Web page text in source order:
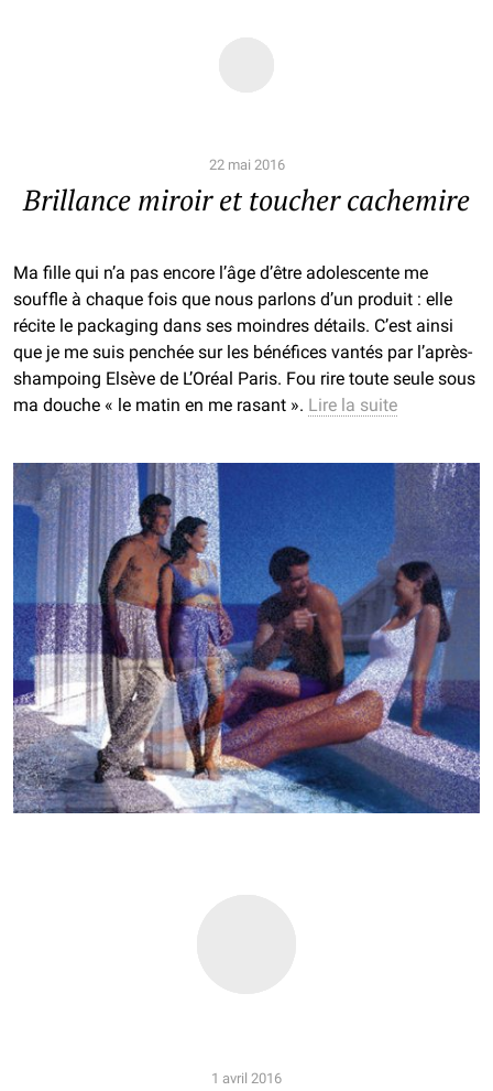
22 mai 2016
Brillance miroir et toucher cachemire
Ma fille qui n’a pas encore l’âge d’être adolescente me
souffle à chaque fois que nous parlons d’un produit : elle
récite le packaging dans ses moindres détails. C’est ainsi
que je me suis penchée sur les bénéfices vantés par l’après-
shampoing Elsève de L’Oréal Paris. Fou rire toute seule sous
ma douche « le matin en me rasant ». Lire la suite
1 avril 2016